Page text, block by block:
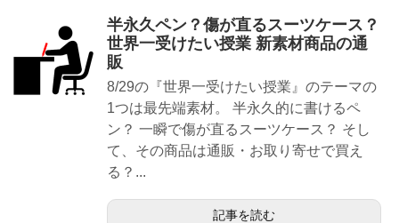
半永久ペン？傷が直るスーツケース？
世界一受けたい授業 新素材商品の通
販
8/29の『世界一受けたい授業』のテーマの
1つは最先端素材。 半永久的に書けるペ
ン？ 一瞬で傷が直るスーツケース？ そし
て、その商品は通販・お取り寄せで買え
る？...
記事を読む